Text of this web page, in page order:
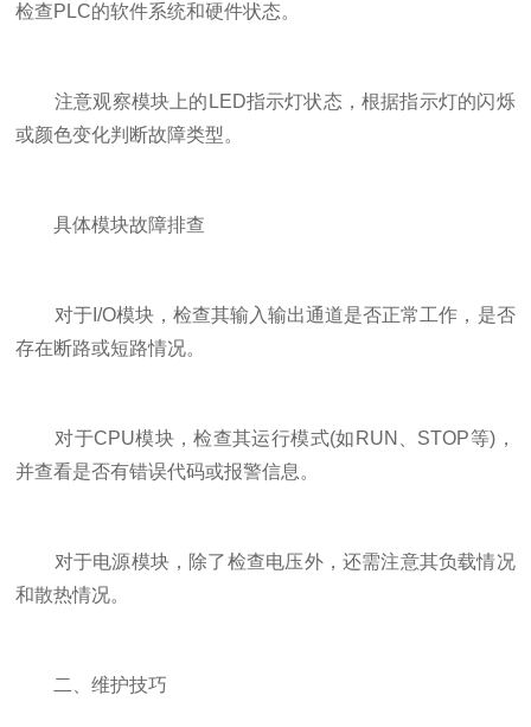
检查PLC的软件系统和硬件状态。
注意观察模块上的LED指示灯状态，根据指示灯的闪烁
或颜色变化判断故障类型。
具体模块故障排查
对于I/O模块，检查其输入输出通道是否正常工作，是否
存在断路或短路情况。
对于CPU模块，检查其运行模式(如RUN、STOP等)，
并查看是否有错误代码或报警信息。
对于电源模块，除了检查电压外，还需注意其负载情况
和散热情况。
二、维护技巧